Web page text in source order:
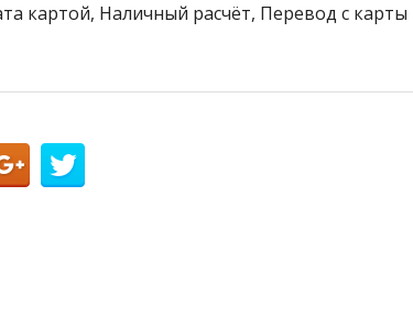
картой, Наличный расчёт, Перевод с карты